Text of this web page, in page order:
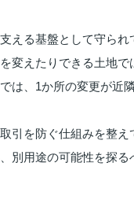
える基盤として守られ
変えたりできる土地で
は、1か所の変更が近
引を防ぐ仕組みを整え
別用途の可能性を探